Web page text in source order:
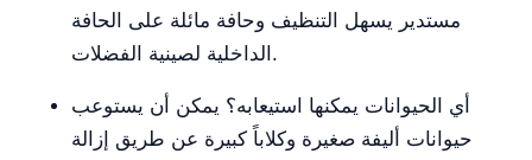
مستدير يسهل التنظيف وحافة مائلة على الحافة
الداخلية لصينية الفضلات.
أي الحيوانات يمكنها استيعابه؟ يمكن أن يستوعب
حيوانات أليفة صغيرة وكلاباً كبيرة عن طريق إزالة